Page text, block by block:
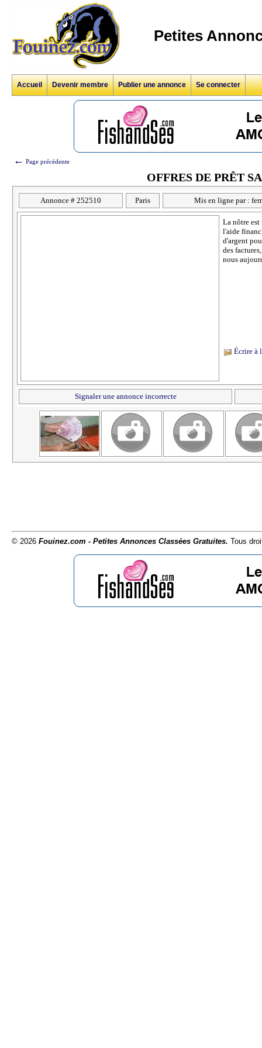
Petites
Accueil Devenir membre Publier une annonce Se connecter
← Page précédente
OFFRES DE PRÊT
Annonce # 252510 Paris Mis en ligne par :
La nôtre
l'aide
d'argent
des
nous
Écrire à
Signaler une annonce incorrecte
© 2026 Fouinez.com - Petites Annonces Classées Gratuites. Tous